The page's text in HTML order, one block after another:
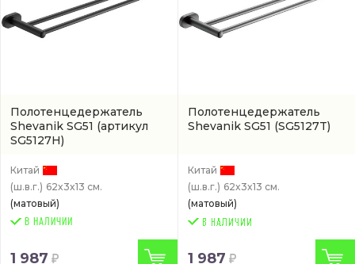
Полотенцедержатель
Shevanik SG51 (артикул
SG5127H)
Китай
(ш.в.г.) 62x3x13 см.
(матовый)
В НАЛИЧИИ
1 987
Полотенцедержатель
Shevanik SG51 (SG5127T)
Китай
(ш.в.г.) 62x3x13 см.
(матовый)
1 987